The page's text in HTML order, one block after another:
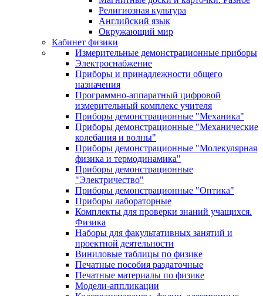
Религиозная культура
Английский язык
Окружающий мир
Кабинет физики
Измерительные демонстрационные приборы
Электроснабжение
Приборы и принадлежности общего
назначения
Программно-аппаратный цифровой
измерительный комплекс учителя
Приборы демонстрационные "Механика"
Приборы демонстрационные "Механические
колебания и волны"
Приборы демонстрационные "Молекулярная
физика и термодинамика"
Приборы демонстрационные
"Электричество"
Приборы демонстрационные "Оптика"
Приборы лабораторные
Комплекты для проверки знаний учащихся.
Физика
Наборы для факультативных занятий и
проектной деятельности
Виниловые таблицы по физике
Печатные пособия раздаточные
Печатные материалы по физике
Модели-аппликации